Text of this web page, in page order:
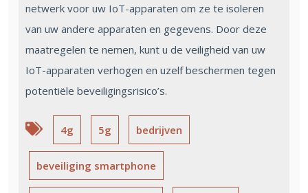
netwerk voor uw IoT-apparaten om ze te isoleren
van uw andere apparaten en gegevens. Door deze
maatregelen te nemen, kunt u de veiligheid van uw
IoT-apparaten verhogen en uzelf beschermen tegen
potentiële beveiligingsrisico’s.
4g 5g bedrijven
beveiliging smartphone